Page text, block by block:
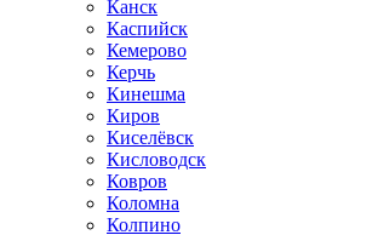
Канск
Каспийск
Кемерово
Керчь
Кинешма
Киров
Киселёвск
Кисловодск
Ковров
Коломна
Колпино